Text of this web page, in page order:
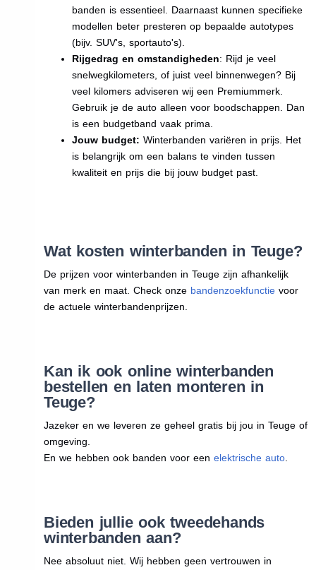
banden is essentieel. Daarnaast kunnen specifieke
modellen beter presteren op bepaalde autotypes
(bijv. SUV's, sportauto's).
Rijgedrag en omstandigheden: Rijd je veel
snelwegkilometers, of juist veel binnenwegen? Bij
veel kilomers adviseren wij een Premiummerk.
Gebruik je de auto alleen voor boodschappen. Dan
is een budgetband vaak prima.
Jouw budget: Winterbanden variëren in prijs. Het
is belangrijk om een balans te vinden tussen
kwaliteit en prijs die bij jouw budget past.
Wat kosten winterbanden in Teuge?
De prijzen voor winterbanden in Teuge zijn afhankelijk
van merk en maat. Check onze bandenzoekfunctievoor
de actuele winterbandenprijzen.
Kan ik ook online winterbanden
bestellen en laten monteren in
Teuge?
Jazeker en we leveren ze geheel gratis bij jou in Teuge of
omgeving.
En we hebben ook banden voor een elektrische auto.
Bieden jullie ook tweedehands
winterbanden aan?
Nee absoluut niet. Wij hebben geen vertrouwen in